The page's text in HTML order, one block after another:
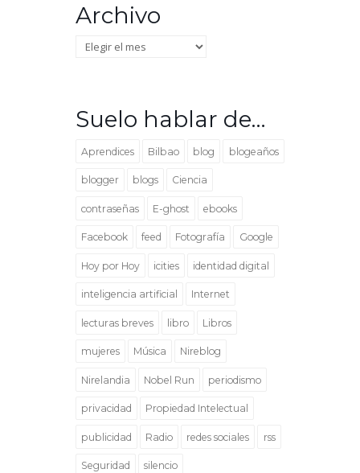
Archivo
Archivo
Suelo hablar de…
Aprendices Bilbao blog blogeaños
blogger blogs Ciencia
contraseñas E-ghost ebooks
Facebook feed Fotografía Google
Hoy por Hoy icities identidad digital
inteligencia artificial Internet
lecturas breves libro Libros
mujeres Música Nireblog
Nirelandia Nobel Run periodismo
privacidad Propiedad Intelectual
publicidad Radio redes sociales rss
Seguridad silencio